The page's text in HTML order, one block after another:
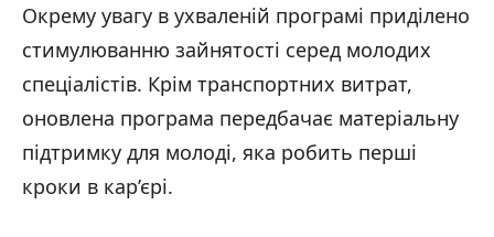
Окрему увагу в ухваленій програмі приділено
стимулюванню зайнятості серед молодих
спеціалістів. Крім транспортних витрат,
оновлена програма передбачає матеріальну
підтримку для молоді, яка робить перші
кроки в кар’єрі.